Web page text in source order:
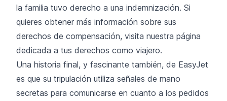
la familia tuvo derecho a una indemnización. Si
quieres obtener más información sobre sus
derechos de compensación, visita nuestra página
dedicada a tus derechos como viajero.
Una historia final, y fascinante también, de EasyJet
es que su tripulación utiliza señales de mano
secretas para comunicarse en cuanto a los pedidos